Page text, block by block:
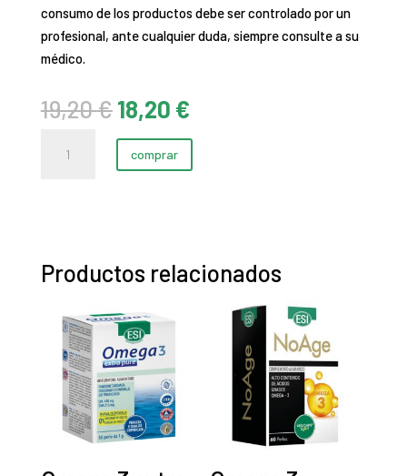
consumo de los productos debe ser controlado por un
profesional, ante cualquier duda, siempre consulte a su
médico.
19,20€ El
precio
original
era:
18,20 €El
precio
es:
comprar
Productos relacionados